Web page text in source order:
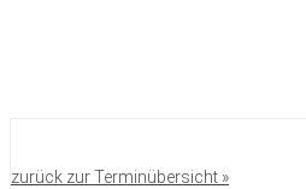
zurück zur Terminübersicht »